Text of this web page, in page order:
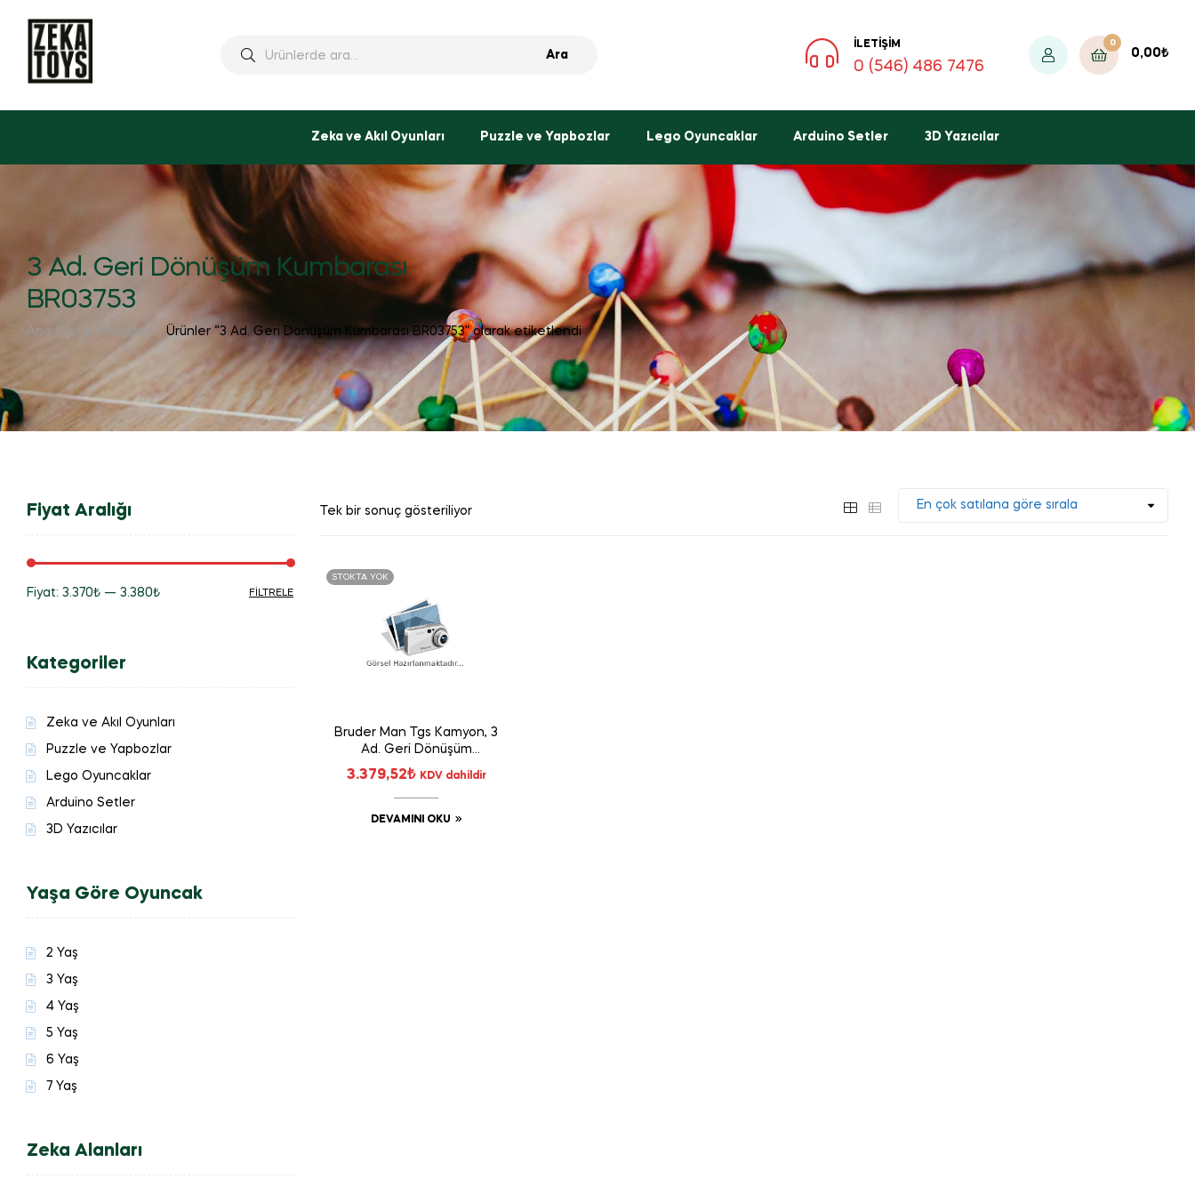
Ara
İLETIŞIM
0 (546) 486 7476
0
0,00₺
Zeka ve Akıl Oyunları Puzzle ve Yapbozlar Lego Oyuncaklar Arduino Setler 3D Yazıcılar
3 Ad. Geri Dönüşüm Kumbarası
BR03753
Ana Sayfa Mağaza Ürünler “3 Ad. Geri Dönüşüm Kumbarası BR03753” olarak etiketlendi
Tek bir sonuç gösteriliyor
STOKTA YOK
Bruder Man Tgs Kamyon, 3
Ad. Geri Dönüşüm
Kumbarası BR03753
3.379,52₺ KDV dahildir
DEVAMINI OKU
Fiyat Aralığı
FILTRELE
Fiyat: 3.370₺ — 3.380₺
Kategoriler
Zeka ve Akıl Oyunları
Puzzle ve Yapbozlar
Lego Oyuncaklar
Arduino Setler
3D Yazıcılar
Yaşa Göre Oyuncak
2 Yaş
3 Yaş
4 Yaş
5 Yaş
6 Yaş
7 Yaş
Zeka Alanları